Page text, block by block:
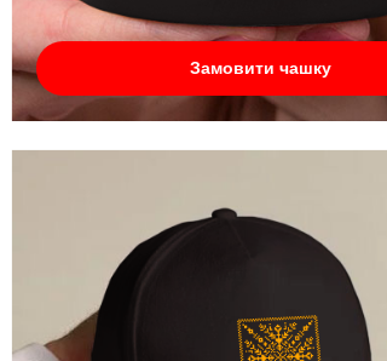
Замовити чашку